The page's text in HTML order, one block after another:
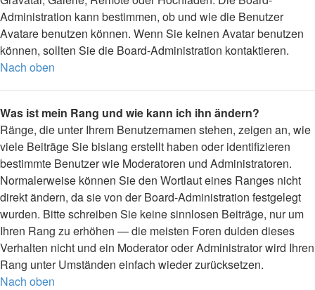
Administration kann bestimmen, ob und wie die Benutzer
Avatare benutzen können. Wenn Sie keinen Avatar benutzen
können, sollten Sie die Board-Administration kontaktieren.
Nach oben
Was ist mein Rang und wie kann ich ihn ändern?
Ränge, die unter Ihrem Benutzernamen stehen, zeigen an, wie
viele Beiträge Sie bislang erstellt haben oder identifizieren
bestimmte Benutzer wie Moderatoren und Administratoren.
Normalerweise können Sie den Wortlaut eines Ranges nicht
direkt ändern, da sie von der Board-Administration festgelegt
wurden. Bitte schreiben Sie keine sinnlosen Beiträge, nur um
Ihren Rang zu erhöhen — die meisten Foren dulden dieses
Verhalten nicht und ein Moderator oder Administrator wird Ihren
Rang unter Umständen einfach wieder zurücksetzen.
Nach oben